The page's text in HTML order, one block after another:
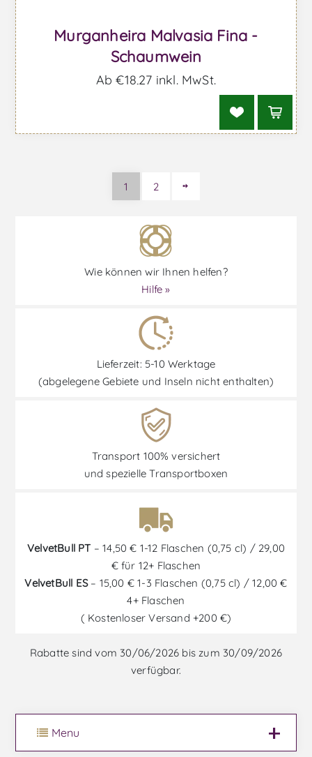
Murganheira Malvasia Fina -
Schaumwein
Ab €18,27 inkl. MwSt.
1 2
Wie können wir Ihnen helfen?
Hilfe »
Lieferzeit: 5-10 Werktage
(abgelegene Gebiete und Inseln nicht enthalten)
Transport 100% versichert
und spezielle Transportboxen
VelvetBull PT – 14,50 € 1-12 Flaschen (0,75 cl) / 29,00
€ für 12+ Flaschen
VelvetBull ES– 15,00 € 1-3 Flaschen (0,75 cl) / 12,00 €
4+ Flaschen
( Kostenloser Versand +200 €)
Rabatte sind vom 30/06/2026 bis zum 30/09/2026
verfügbar.
Menu